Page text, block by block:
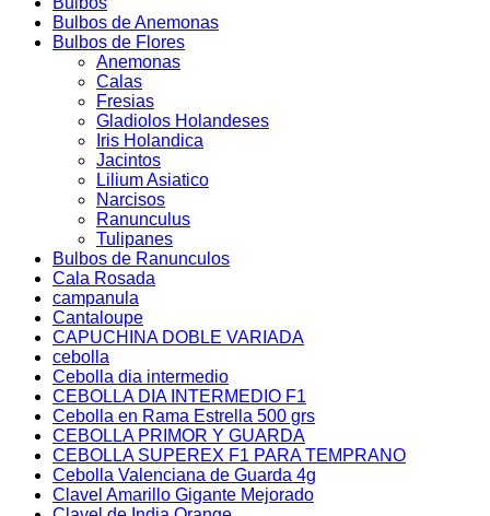
Bulbos de Anemonas
Bulbos de Flores
Anemonas
Calas
Fresias
Gladiolos Holandeses
Iris Holandica
Jacintos
Lilium Asiatico
Narcisos
Ranunculus
Tulipanes
Bulbos de Ranunculos
Cala Rosada
campanula
Cantaloupe
CAPUCHINA DOBLE VARIADA
cebolla
Cebolla dia intermedio
CEBOLLA DIA INTERMEDIO F1
Cebolla en Rama Estrella 500 grs
CEBOLLA PRIMOR Y GUARDA
CEBOLLA SUPEREX F1 PARA TEMPRANO
Cebolla Valenciana de Guarda 4g
Clavel Amarillo Gigante Mejorado